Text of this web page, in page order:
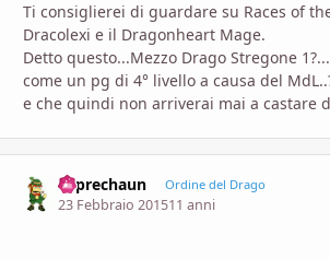
Ti consiglierei di guardare su Races of
Dracolexi e il Dragonheart Mage.
Detto questo...Mezzo Drago Stregone
come un pg di 4° livello a causa del
e che quindi non arriverai mai a castare
Leprechaun Ordine del Drago
23 Febbraio 201511 anni